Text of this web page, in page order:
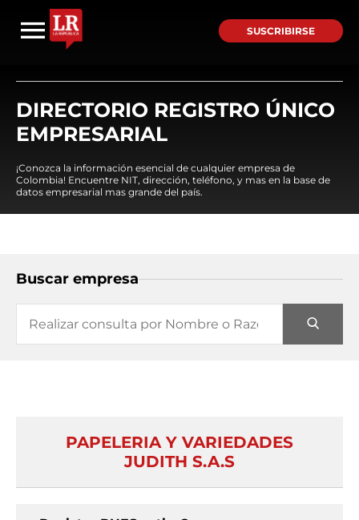
SUSCRIBIRSE
DIRECTORIO REGISTRO ÚNICO
EMPRESARIAL
¡Conozca la información esencial de cualquier empresa de
Colombia! Encuentre NIT, dirección, teléfono, y mas en la base de
datos empresarial mas grande del país.
Buscar empresa
PAPELERIA Y VARIEDADES
JUDITH S.A.S